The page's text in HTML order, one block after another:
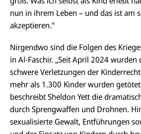
nun in ihrem Leben – und das ist am
akzeptieren."
Nirgendwo sind die Folgen des
in Al-Faschir. „Seit April 2024
schwere Verletzungen der
mehr als 1.300 Kinder wurden
beschreibt Sheldon Yett die
durch Sprengwaffen und Drohnen.
sexualisierte Gewalt, Entführungen